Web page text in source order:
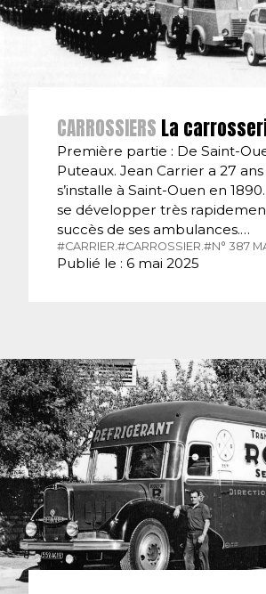
CARROSSIERS La
Première partie : De Saint-
Puteaux. Jean Carrier a 27 ans
s’installe à Saint-Ouen en 1890.
se développer très
succès de ses ambulances.…
#CARRIER.#CARROSSIER.#N° 387
Publié le : 6 mai 2025